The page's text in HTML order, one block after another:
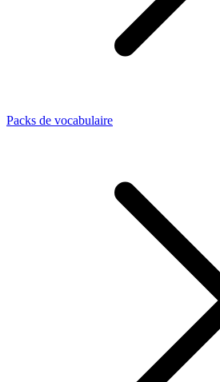
Packs de vocabulaire